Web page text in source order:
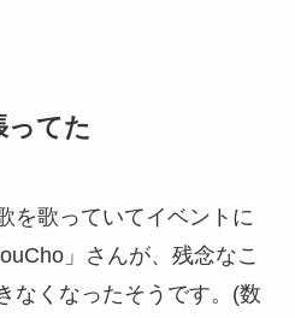
張ってた
を歌っていてイベントに
」さんが、残念なこ
なくなったそうです。(数